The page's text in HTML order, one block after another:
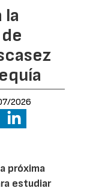
la
2026
próxima
estudiar